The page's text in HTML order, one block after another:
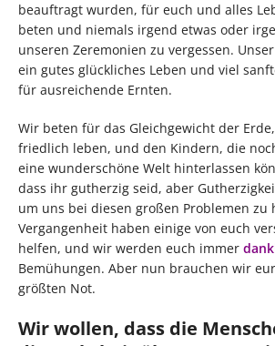
beauftragt wurden, für euch und alles
beten und niemals irgend etwas oder
unseren Zeremonien zu vergessen.
ein gutes glückliches Leben und viel
für ausreichende Ernten.
Wir beten für das Gleichgewicht der
friedlich leben, und den Kindern, die
eine wunderschöne Welt hinterlassen
dass ihr gutherzig seid, aber
um uns bei diesen großen Problemen zu
Vergangenheit haben einige von euch
helfen, und wir werden euch immer
Bemühungen. Aber nun brauchen wir
größten Not.
Wir wollen, dass die